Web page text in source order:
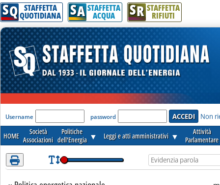
Attenzione! Esegui l'accesso per lèggere interamente la notizia.
SQ STAFFETTA
QUOTIDIANA SA STAFFETTA
ACQUA SR STAFFETTA
RIFIUTI
'Modulo Login per accedere'
Username password Non
HOME
Società
Associazioni
Politiche
dell'Energia ▼ Leggi e atti amministrativi ▼
Attività
Parlamentare